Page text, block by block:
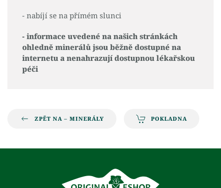
- nabíjí se na přímém slunci
- informace uvedené na našich stránkách
ohledně minerálů jsou běžně dostupné na
internetu a nenahrazují dostupnou lékařskou
péči
ZPĚT NA – MINERÁLY POKLADNA